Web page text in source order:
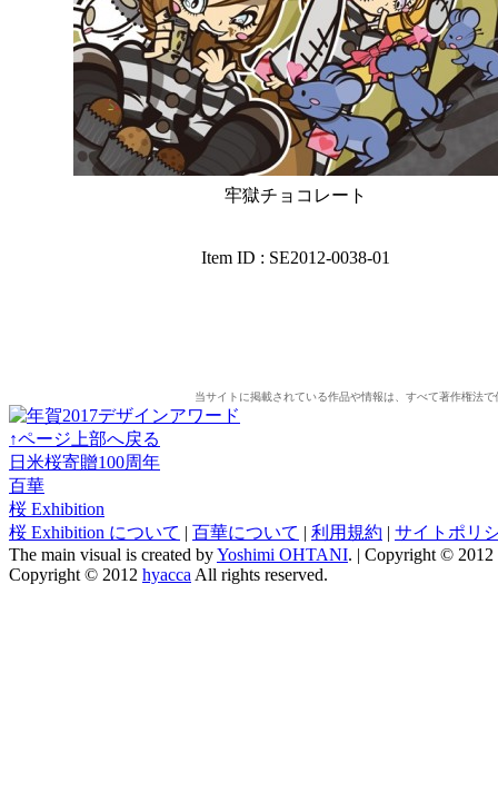
牢獄チョコレート
Item ID : SE2012-0038-01
当サイトに掲載されている作品や情報は、すべて著作権法
↑ページ上部へ戻る
日米桜寄贈100周年
百華
桜 Exhibition
桜 Exhibition について | 百華について | 利用規約 | サイトポリ
The main visual is created byYoshimi OHTANI. | Copyright © 2012
Copyright © 2012 hyacca All rights reserved.